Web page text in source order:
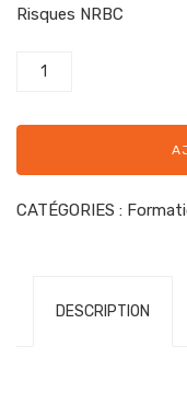
Risques NRBC
CATÉGORIES :
DESCRIPTION